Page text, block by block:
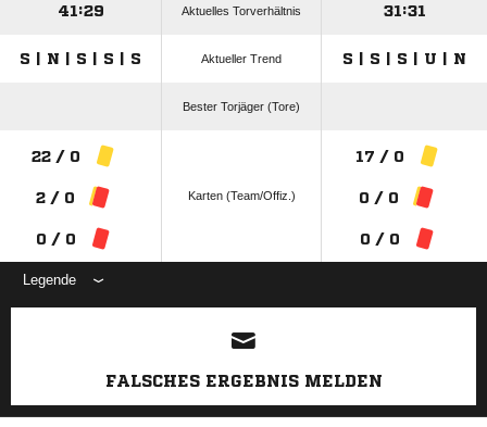
41:29 Aktuelles Torverhältnis 31:31
S | N | S | S | S Aktueller Trend S | S | S | U | N
Bester Torjäger (Tore)
22 / 0
2 / 0
0 / 0
Karten (Team/Offiz.)
17 / 0
0 / 0
0 / 0
Legende
ANZEIGE
FALSCHES ERGEBNIS MELDEN